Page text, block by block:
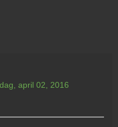
april 02, 2016